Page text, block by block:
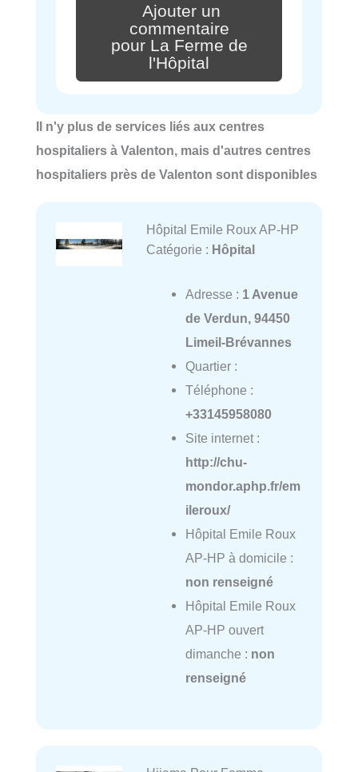
Ajouter un
commentaire
pour La Ferme de
l'Hôpital
Il n'y plus de services liés aux centres
hospitaliers à Valenton, mais d'autres centres
hospitaliers près de Valenton sont disponibles
Hôpital Emile Roux AP-HP
Catégorie : Hôpital
Adresse : 1 Avenue
de Verdun, 94450
Limeil-Brévannes
Quartier :
Téléphone :
+33145958080
Site internet :
http://chu-
mondor.aphp.fr/em
ileroux/
Hôpital Emile Roux
AP-HP à domicile :
non renseigné
Hôpital Emile Roux
AP-HP ouvert
dimanche : non
renseigné